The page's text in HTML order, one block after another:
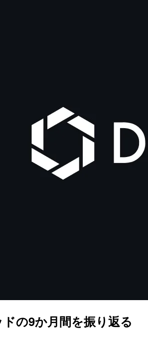
の9か月間を振り返る